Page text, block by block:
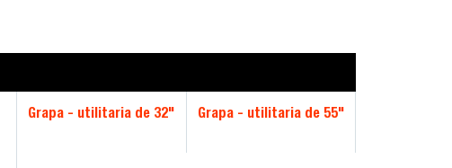
Grapa - utilitaria de 32" Grapa - utilitaria de 55"